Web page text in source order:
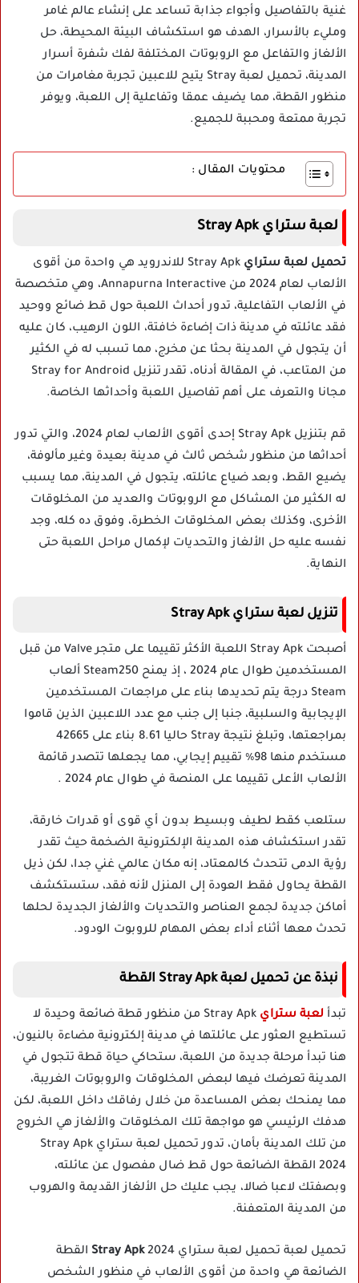
غنية بالتفاصيل وأجواء جذابة تساعد على إنشاء عالم غامر
ومليء بالأسرار، الهدف هو استكشاف البيئة المحيطة، حل
الألغاز والتفاعل مع الروبوتات المختلفة لفك شفرة أسرار
المدينة، تحميل لعبة Stray يتيح للاعبين تجربة مغامرات من
منظور القطة، مما يضيف عمقا وتفاعلية إلى اللعبة، ويوفر
تجربة ممتعة ومحببة للجميع.
محتويات المقال :
لعبة ستراي Stray Apk
تحميل لعبة ستراي
Stray Apk للاندرويد هي واحدة من أقوى
الألعاب لعام 2024 من Annapurna Interactive، وهي متخصصة
في الألعاب التفاعلية، تدور أحداث اللعبة حول قط ضائع ووحيد
فقد عائلته في مدينة ذات إضاءة خافتة، اللون الرهيب، كان عليه
أن يتجول في المدينة بحثا عن مخرج، مما تسبب له في الكثير
من المتاعب، في المقالة أدناه، تقدر تنزيل Stray for Android
مجانا والتعرف على أهم تفاصيل اللعبة وأحداثها الخاصة.
قم بتنزيل Stray Apk إحدى أقوى الألعاب لعام 2024، والتي تدور
أحداثها من منظور شخص ثالث في مدينة بعيدة وغير مألوفة،
يضيع القط، وبعد ضياع عائلته، يتجول في المدينة، مما يسبب
له الكثير من المشاكل مع الروبوتات والعديد من المخلوقات
الأخرى، وكذلك بعض المخلوقات الخطرة، وفوق ده كله، وجد
نفسه عليه حل الألغاز والتحديات لإكمال مراحل اللعبة حتى
النهاية.
تنزيل لعبة ستراي Stray Apk
أصبحت Stray Apk اللعبة الأكثر تقييما على متجر Valve من قبل
المستخدمين طوال عام 2024 ، إذ يمنح Steam250 ألعاب
Steam درجة يتم تحديدها بناء على مراجعات المستخدمين
الإيجابية والسلبية، جنبا إلى جنب مع عدد اللاعبين الذين قاموا
بمراجعتها، وتبلغ نتيجة Stray حاليا 8.61 بناء على 42665
مستخدم منها 98٪ تقييم إيجابي، مما يجعلها تتصدر قائمة
الألعاب الأعلى تقييما على المنصة في طوال عام 2024 .
ستلعب كقط لطيف وبسيط بدون أي قوى أو قدرات خارقة،
تقدر استكشاف هذه المدينة الإلكترونية الضخمة حيث تقدر
رؤية الدمى تتحدث كالمعتاد، إنه مكان عالمي غني جدا، لكن ذيل
القطة يحاول فقط العودة إلى المنزل لأنه فقد، ستستكشف
أماكن جديدة لجمع العناصر والتحديات والألغاز الجديدة لحلها
تحدث معها أثناء أداء بعض المهام للروبوت الودود.
نبذة عن تحميل لعبة Stray Apk القطة
تبدأ لعبة ستراي
Stray Apk من منظور قطة ضائعة وحيدة لا
تستطيع العثور على عائلتها في مدينة إلكترونية مضاءة بالنيون،
هنا تبدأ مرحلة جديدة من اللعبة، ستحاكي حياة قطة تتجول في
المدينة تعرضك فيها لبعض المخلوقات والروبوتات الغريبة،
مما يمنحك بعض المساعدة من خلال رفاقك داخل اللعبة، لكن
هدفك الرئيسي هو مواجهة تلك المخلوقات والألغاز هي الخروج
من تلك المدينة بأمان، تدور تحميل لعبة ستراي Stray Apk
2024 القطة الضائعة حول قط ضال مفصول عن عائلته،
وبصفتك لاعبا ضالا، يجب عليك حل الألغاز القديمة والهروب
من المدينة المتعفنة.
تحميل لعبة تحميل لعبة ستراي Stray Apk 2024 القطة
الضائعة هي واحدة من أقوى الألعاب في منظور الشخص